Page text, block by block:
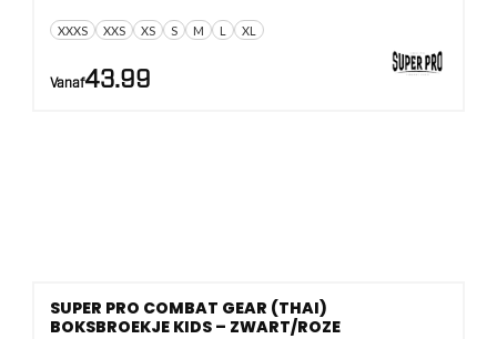
XXXS XXS XS S M L XL
Vanaf43.99
SUPER PRO COMBAT GEAR (THAI)
BOKSBROEKJE KIDS – ZWART/ROZE